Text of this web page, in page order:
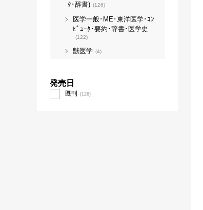
ﾀ･辞書) (126)
医学一般･ME･東洋医学･ｺﾝ
ﾋﾟｭｰﾀ･要約･辞書･医学史
(122)
獣医学 (4)
発売日
既刊 (126)